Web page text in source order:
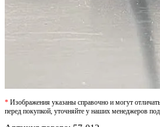
* Изображения указаны справочно и могут
перед покупкой, уточняйте у наших менеджеров